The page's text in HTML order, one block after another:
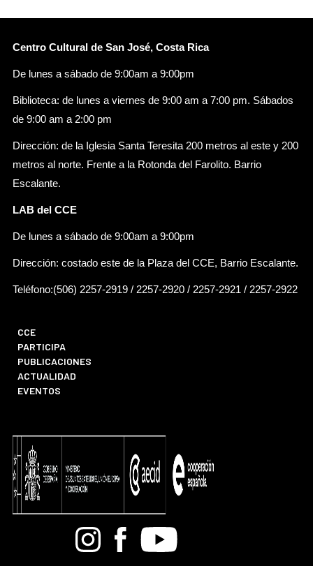
Centro Cultural de San José, Costa Rica
De lunes a sábado de 9:00am a 9:00pm
Biblioteca: de lunes a viernes de 9:00 am a 7:00 pm. Sábados
de 9:00 am a 2:00 pm
Dirección: de la Iglesia Santa Teresita 200 metros al este y 200
metros al norte. Frente a la Rotonda del Farolito. Barrio
Escalante.
LAB del CCE
De lunes a sábado de 9:00am a 9:00pm
Dirección: costado este de la Plaza del CCE, Barrio Escalante.
Teléfono:(506) 2257-2919 / 2257-2920 / 2257-2921 / 2257-2922
CCE
PARTICIPA
PUBLICACIONES
ACTUALIDAD
EVENTOS
BandcampInstagramFacebook
Youtube